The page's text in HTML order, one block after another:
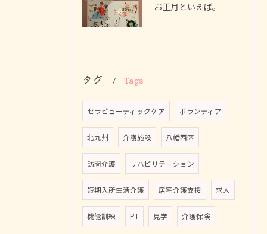
お正月といえば。
タグ Tags
セラピューティックケア ボランティア
北九州 介護施設 八幡西区
訪問介護 リハビリテーション
短期入所生活介護 居宅介護支援 求人
機能訓練 PT 見学 介護保険